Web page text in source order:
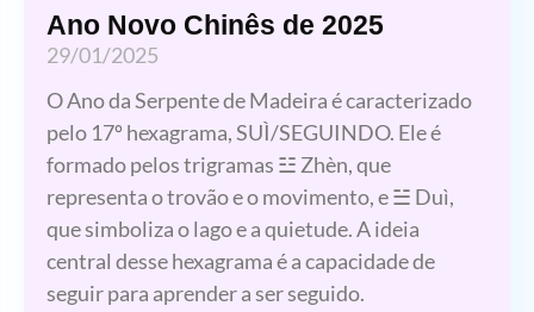
Ano Novo Chinês de 2025
29/01/2025
O Ano da Serpente de Madeira é caracterizado
pelo 17º hexagrama, SUÌ/SEGUINDO. Ele é
formado pelos trigramas ☳ Zhèn, que
representa o trovão e o movimento, e ☱ Duì,
que simboliza o lago e a quietude. A ideia
central desse hexagrama é a capacidade de
seguir para aprender a ser seguido.